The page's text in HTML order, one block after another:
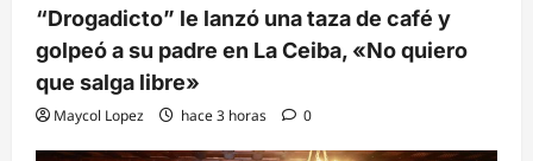
“Drogadicto” le lanzó una taza de café y
golpeó a su padre en La Ceiba, «No quiero
que salga libre»
Maycol Lopez hace 3 horas 0